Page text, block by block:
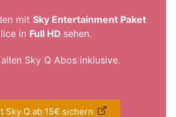
mit Sky Entertainment Paket
in Full HD sehen.
Sky Q Abos inklusive.
Sky Q ab 15€ sichern